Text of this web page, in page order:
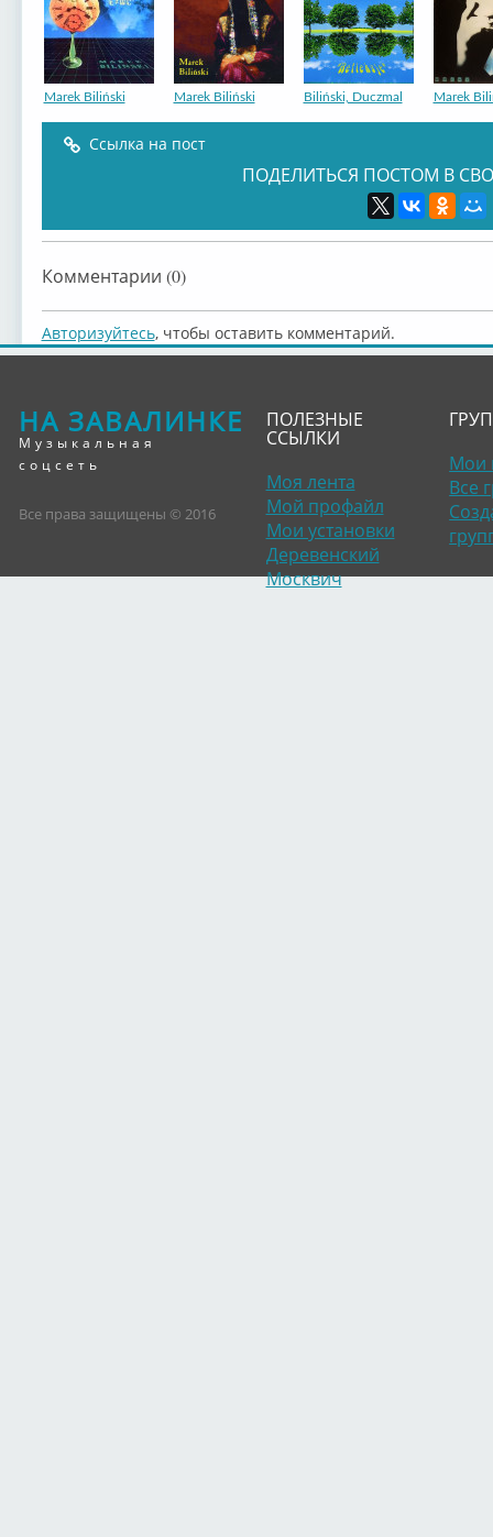
Marek Biliński Marek Biliński Biliński, Duczmal Marek
Ссылка на пост
ПОДЕЛИТЬСЯ ПОСТОМ В
Комментарии (0)
Авторизуйтесь, чтобы оставить комментарий.
НА ЗАВАЛИНКЕ
Музыкальная
соцсеть
Все права защищены © 2016
ПОЛЕЗНЫЕ
ССЫЛКИ
Моя лента
Мой профайл
Мои установки
Деревенский
Москвич
Мои
Все